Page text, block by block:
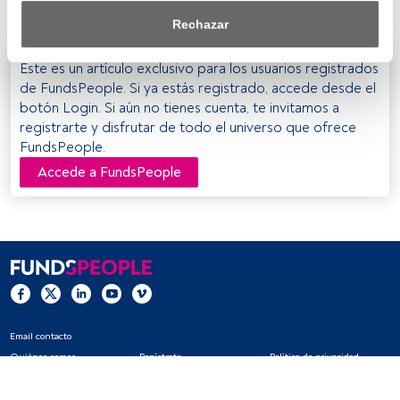
saber más, consulta nuestra política de privacidad.
datos para proporcionar:
Utilizar datos de localización geográfica precisa. Analizar
activamente las características del dispositivo para su
identificación. Almacenar la información en un dispositivo
y/o acceder a ella.
Rechazar
y es Doctor en economía por Harvard.
Este es un artículo exclusivo para los usuarios registrados
de FundsPeople. Si ya estás registrado, accede desde el
botón Login. Si aún no tienes cuenta, te invitamos a
registrarte y disfrutar de todo el universo que ofrece
FundsPeople.
Accede a FundsPeople
Email contacto
Quiénes somos
Regístrate
Política de privacidad